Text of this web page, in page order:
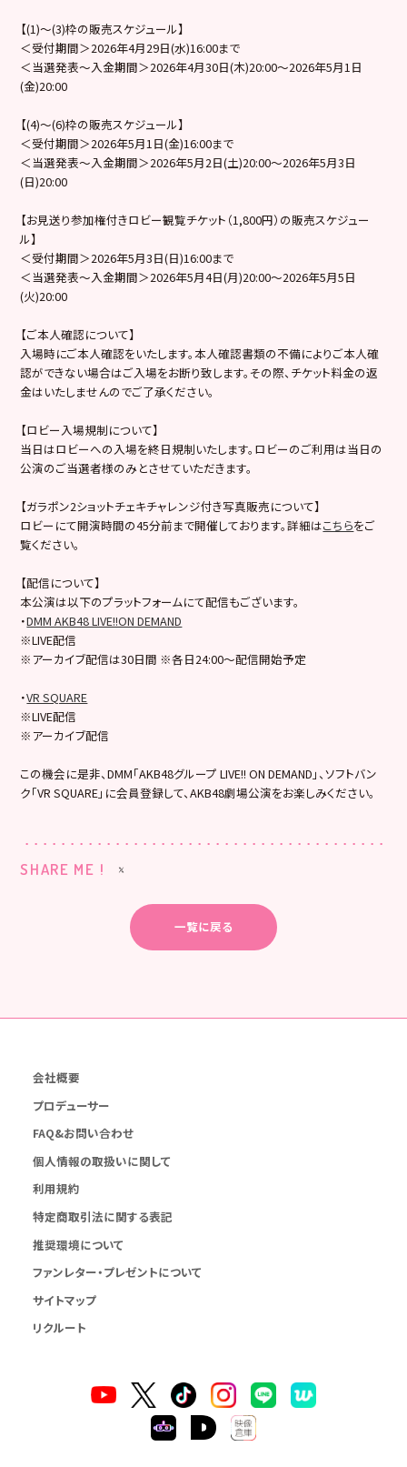
【(1)～(3)枠の販売スケジュール】
＜受付期間＞2026年4月29日(水)16:00まで
＜当選発表～入金期間＞2026年4月30日(木)20:00～2026年5月1日
(金)20:00
【(4)〜(6)枠の販売スケジュール】
＜受付期間＞2026年5月1日(金)16:00まで
＜当選発表～入金期間＞2026年5月2日(土)20:00～2026年5月3日
(日)20:00
【お見送り参加権付きロビー観覧チケット（1,800円）の販売スケジュー
ル】
＜受付期間＞2026年5月3日(日)16:00まで
＜当選発表～入金期間＞2026年5月4日(月)20:00～2026年5月5日
(火)20:00
【ご本人確認について】
入場時にご本人確認をいたします。本人確認書類の不備によりご本人確
認ができない場合はご入場をお断り致します。その際、チケット料金の返
金はいたしませんのでご了承ください。
【ロビー入場規制について】
当日はロビーへの入場を終日規制いたします。ロビーのご利用は当日の
公演のご当選者様のみとさせていただきます。
【ガラポン2ショットチェキチャレンジ付き写真販売について】
ロビーにて開演時間の45分前まで開催しております。詳細はこちらをご
覧ください。
【配信について】
本公演は以下のプラットフォームにて配信もございます。
・DMM AKB48 LIVE!!ON DEMAND
※LIVE配信
※アーカイブ配信は30日間 ※各日24:00～配信開始予定
・VR SQUARE
※LIVE配信
※アーカイブ配信
この機会に是非、DMM「AKB48グループ LIVE!! ON DEMAND」、ソフトバン
ク「VR SQUARE」に会員登録して、AKB48劇場公演をお楽しみください。
SHARE ME !
一覧に戻る
会社概要
プロデューサー
FAQ&お問い合わせ
個人情報の取扱いに関して
利用規約
特定商取引法に関する表記
推奨環境について
ファンレター・プレゼントについて
サイトマップ
リクルート